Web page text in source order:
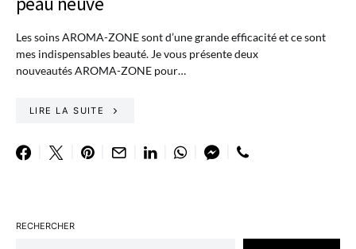
Les soins AROMA-ZONE sont d’une grande efficacité et ce sont
mes indispensables beauté. Je vous présente deux
nouveautés AROMA-ZONE pour…
LIRE LA SUITE
RECHERCHER